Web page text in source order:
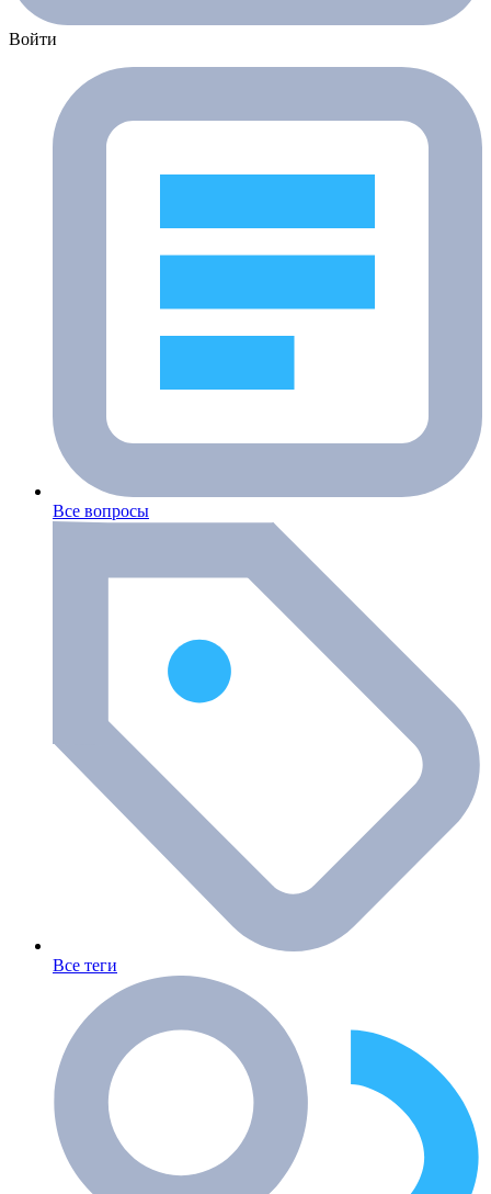
Войти
Все вопросы
Все теги